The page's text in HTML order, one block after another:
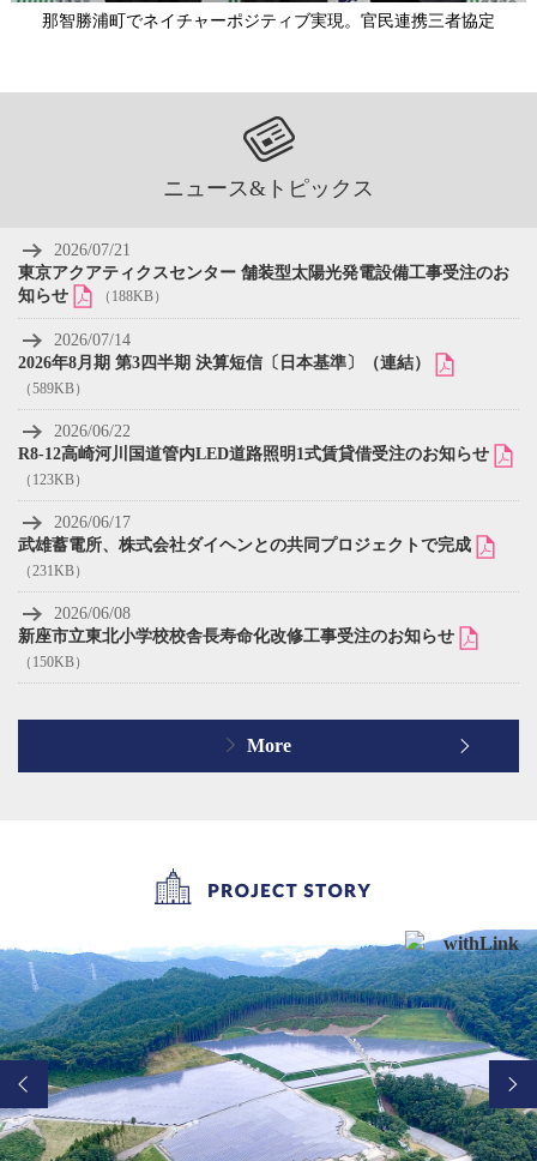
那智勝浦町でネイチャーポジティブ実現。官⺠連携三者協定
ニュース&トピックス
2026/07/21
東京アクアティクスセンター 舗装型太陽光発電設備工事受注のお
知らせ
（188KB）
2026/07/14
2026年8月期 第3四半期 決算短信〔日本基準〕（連結）
（589KB）
2026/06/22
R8-12高崎河川国道管内LED道路照明1式賃貸借受注のお知らせ
（123KB）
2026/06/17
武雄蓄電所、株式会社ダイヘンとの共同プロジェクトで完成
（231KB）
2026/06/08
新座市立東北小学校校舎長寿命化改修工事受注のお知らせ
（150KB）
More